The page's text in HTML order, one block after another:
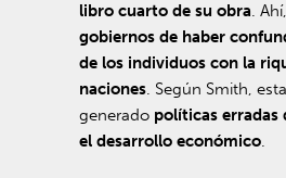
libro cuarto de su obra.
gobiernos de haber
de los individuos con la
naciones. Según Smith,
generado políticas erradas
el desarrollo económico.